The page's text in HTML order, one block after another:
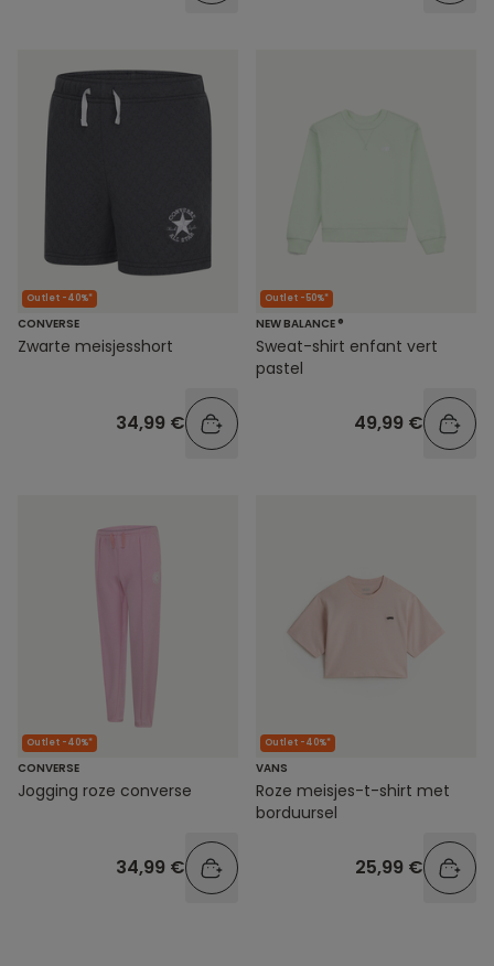
Outlet -40%*
CONVERSE
Zwarte meisjesshort
34,99 €
Outlet -50%*
NEW BALANCE ®
Sweat-shirt enfant vert
pastel
49,99 €
Outlet -40%*
CONVERSE
Jogging roze converse
34,99 €
Outlet -40%*
VANS
Roze meisjes-t-shirt met
borduursel
25,99 €